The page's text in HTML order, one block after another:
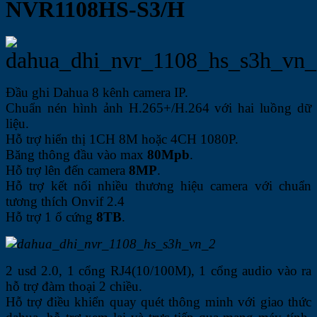
NVR1108HS-S3/H
Đầu ghi Dahua 8 kênh camera IP.
Chuẩn nén hình ảnh H.265+/H.264 với hai luồng dữ
liệu.
Hỗ trợ hiển thị 1CH 8M hoặc 4CH 1080P.
Băng thông đầu vào max 80Mpb.
Hỗ trợ lên đến camera 8MP.
Hỗ trợ kết nối nhiều thương hiệu camera với chuẩn
tương thích Onvif 2.4
Hỗ trợ 1 ổ cứng 8TB.
2 usd 2.0, 1 cổng RJ4(10/100M), 1 cổng audio vào ra
hỗ trợ đàm thoại 2 chiều.
Hỗ trợ điều khiển quay quét thông minh với giao thức